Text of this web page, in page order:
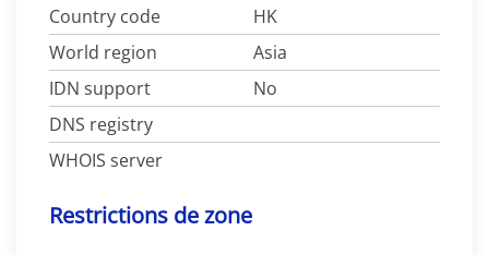
Country code
HK
World region
Asia
IDN support
No
DNS registry
WHOIS server
Restrictions de zone